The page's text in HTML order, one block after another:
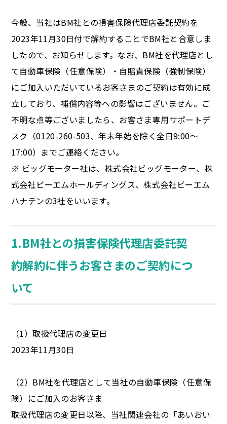
今般、当社はBM社との損害保険代理店委託契約を
2023年11月30日付で解約することでBM社と合意しま
したので、お知らせします。なお、BM社を代理店とし
て自動車保険（任意保険）・自賠責保険（強制保険）
にご加入いただいているお客さまのご契約は有効に成
立しており、補償内容等への影響はございません。ご
不明な点等ございましたら、お客さま専用サポートデ
スク（0120-260-503、年末年始を除く全日9:00～
17:00）までご連絡ください。
※ ビッグモーター社は、株式会社ビッグモーター、株
式会社ビーエムホールディングス、株式会社ビーエム
ハナテンの3社をいいます。
1.BM社との損害保険代理店委託契
約解約に伴うお客さまのご契約につ
いて
（1）取扱代理店の変更日
2023年11月30日
（2）BM社を代理店として当社の自動車保険（任意保
険）にご加入のお客さま
取扱代理店の変更日以降、当社関連会社の「あいおい